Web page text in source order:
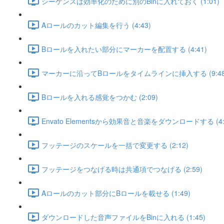
Aロールのカット編集を行う (4:43)
Bロールを入れたい部分にマーカーを配置する (4:41)
マーカーに沿ってBロールをタイムラインに挿入する
Bロールを入れる感覚をつかむ (2:09)
Envato Elementsから効果音と音楽をダウンロードする
フッテージのスケールを一括で変更する (2:12)
フッテージをつなげる時は共通項でつなげる (2:59)
Aロールのカット部分にBロールを載せる (1:49)
ダウンロードした音声ファイルをBinに入れる (1:45)